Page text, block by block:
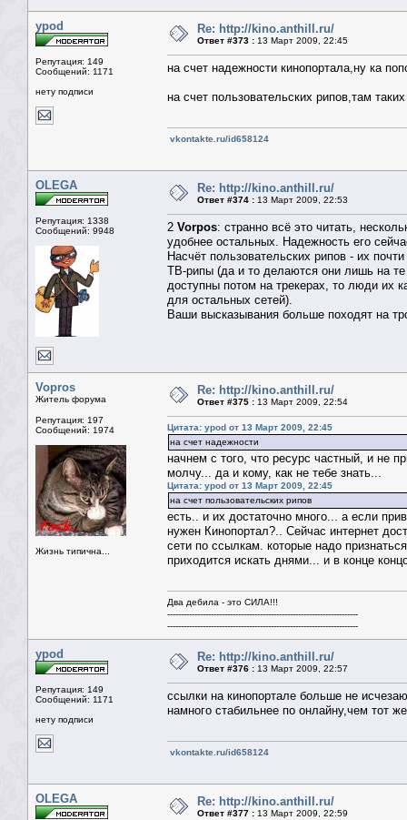
ypod
Репутация: 149
Сообщений: 1171
нету подписи
Re: http://kino.anthill.ru/
Ответ #373 : 13 Март 2009, 22:45
на счет надежности кинопортала,ну ка
на счет пользовательских рипов,там
vkontakte.ru/id658124
OLEGA
Репутация: 1338
Сообщений: 9948
Re: http://kino.anthill.ru/
Ответ #374 : 13 Март 2009, 22:53
2 Vorpos: странно всё это читать,
удобнее остальных. Надежность его
Насчёт пользовательских рипов - их
ТВ-рипы (да и то делаются они лишь на
доступны потом на трекерах, то люди их
для остальных сетей).
Ваши высказывания больше походят на
Vopros
Житель форума
Репутация: 197
Сообщений: 1974
Жизнь типична...
Re: http://kino.anthill.ru/
Ответ #375 : 13 Март 2009, 22:54
Цитата: ypod от 13 Март 2009, 22:45
на счет надежности
начнем с того, что ресурс частный, и не
молчу... да и кому, как не тебе знать...
Цитата: ypod от 13 Март 2009, 22:45
на счет пользовательских рипов
есть.. и их достаточно много... а если
нужен Кинопортал?.. Сейчас интернет
сети по ссылкам. которые надо
приходится искать днями... и в конце
Два дебила - это СИЛА!!!
----------------------------------------------------------------------
----------------------------------------------------------------------
ypod
Репутация: 149
Сообщений: 1171
нету подписи
Re: http://kino.anthill.ru/
Ответ #376 : 13 Март 2009, 22:57
ссылки на кинопортале больше не
намного стабильнее по онлайну,чем тот
vkontakte.ru/id658124
OLEGA Re: http://kino.anthill.ru/
Ответ #377 : 13 Март 2009, 22:59